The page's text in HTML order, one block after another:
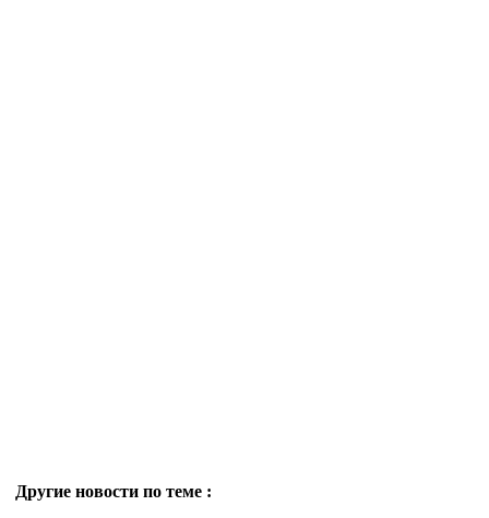
Другие новости по теме :